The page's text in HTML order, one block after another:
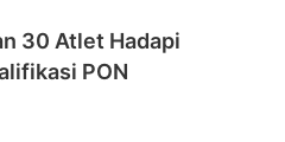
30 Atlet Hadapi
PON